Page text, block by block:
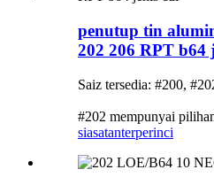
penutup tin
202 206 RPT b64
Saiz tersedia: #200,
#202 mempunyai
siasatanterperinci